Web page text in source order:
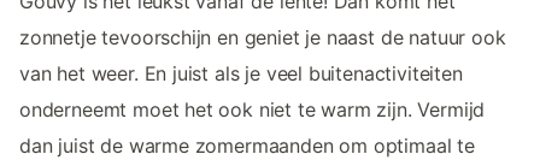
zonnetje tevoorschijn en geniet je naast de natuur ook
van het weer. En juist als je veel buitenactiviteiten
onderneemt moet het ook niet te warm zijn. Vermijd
dan juist de warme zomermaanden om optimaal te